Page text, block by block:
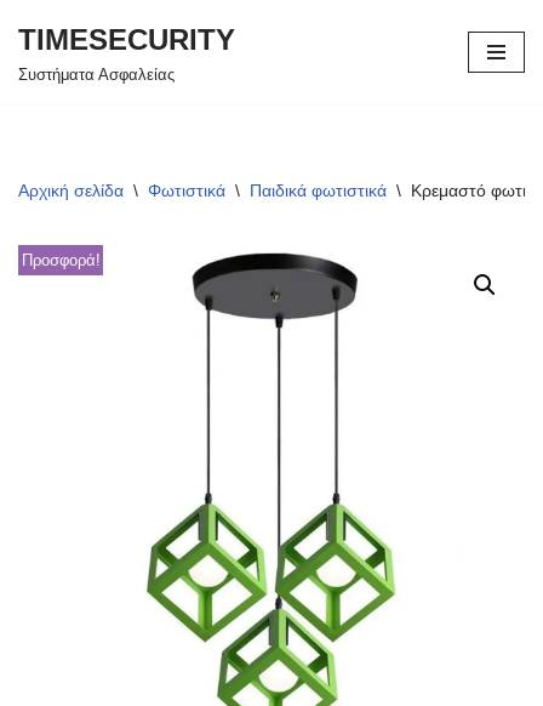
Μεταπηδήστε
TIMESECURITY
Συστήματα Ασφαλείας
Αρχική σελίδα \ Φωτιστικά \ Παιδικά φωτιστικά \ Κρεμαστό
Προσφορά!